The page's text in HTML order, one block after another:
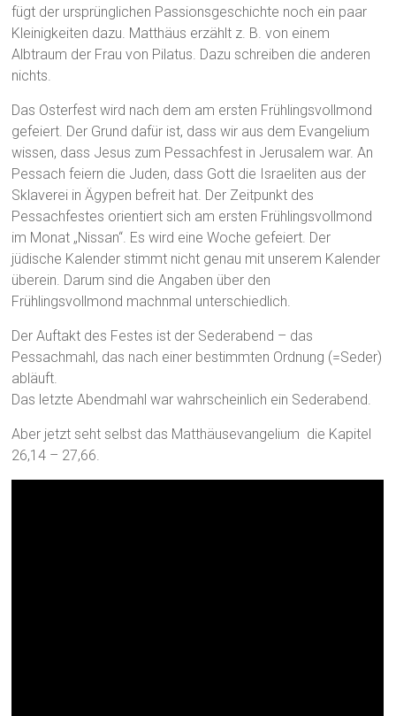
fügt der ursprünglichen Passionsgeschichte noch ein paar
Kleinigkeiten dazu. Matthäus erzählt z. B. von einem
Albtraum der Frau von Pilatus. Dazu schreiben die anderen
nichts.
Das Osterfest wird nach dem am ersten Frühlingsvollmond
gefeiert. Der Grund dafür ist, dass wir aus dem Evangelium
wissen, dass Jesus zum Pessachfest in Jerusalem war. An
Pessach feiern die Juden, dass Gott die Israeliten aus der
Sklaverei in Ägypen befreit hat. Der Zeitpunkt des
Pessachfestes orientiert sich am ersten Frühlingsvollmond
im Monat „Nissan“. Es wird eine Woche gefeiert. Der
jüdische Kalender stimmt nicht genau mit unserem Kalender
überein. Darum sind die Angaben über den
Frühlingsvollmond machnmal unterschiedlich.
Der Auftakt des Festes ist der Sederabend – das
Pessachmahl, das nach einer bestimmten Ordnung (=Seder)
abläuft.
Das letzte Abendmahl war wahrscheinlich ein Sederabend.
Aber jetzt seht selbst das Matthäusevangelium die Kapitel
26,14 – 27,66.